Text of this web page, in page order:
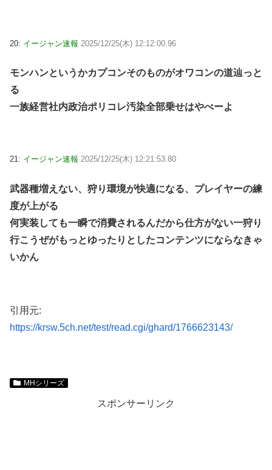
20: イージャン速報 2025/12/25(木) 12:12:00.96
モンハンというかカプコンそのものがオワコンの道辿っと
る
一族経営社内政治ポリコレ汚染全部乗せはやべーよ
21: イージャン速報 2025/12/25(木) 12:21:53.80
武器種増えない、狩り環境が快適になる、プレイヤーの練
度が上がる
何実装しても一瞬で消費されるんだから仕方がない一狩り
行こうぜがもっとゆったりとしたコンテンツにならなきゃ
いかん
引用元:
https://krsw.5ch.net/test/read.cgi/ghard/1766623143/
MHシリーズ
スポンサーリンク